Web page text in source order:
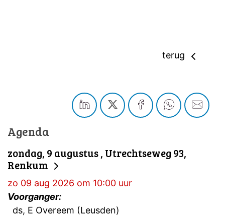
terug
Agenda
zondag, 9 augustus , Utrechtseweg 93,
Renkum
zo 09 aug 2026 om 10:00 uur
Voorganger:
ds, E Overeem (Leusden)